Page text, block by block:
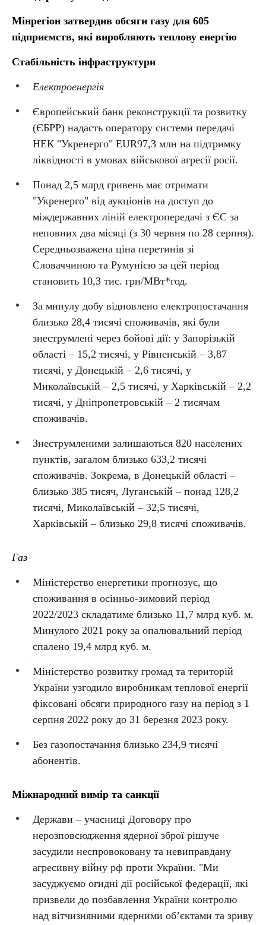
Мінрегіон затвердив обсяги газу для 605
підприємств, які виробляють теплову енергію
Стабільність інфраструктури
Електроенергія
Європейський банк реконструкції та розвитку
(ЄБРР) надасть оператору системи передачі
НЕК "Укренерго" EUR97,3 млн на підтримку
ліквідності в умовах військової агресії росії.
Понад 2,5 млрд гривень має отримати
"Укренерго" від аукціонів на доступ до
міждержавних ліній електропередачі з ЄС за
неповних два місяці (з 30 червня по 28 серпня).
Середньозважена ціна перетинів зі
Словаччиною та Румунією за цей період
становить 10,3 тис. грн/МВт*год.
За минулу добу відновлено електропостачання
близько 28,4 тисячі споживачів, які були
знеструмлені через бойові дії: у Запорізькій
області – 15,2 тисячі, у Рівненській – 3,87
тисячі, у Донецькій – 2,6 тисячі, у
Миколаївській – 2,5 тисячі, у Харківській – 2,2
тисячі, у Дніпропетровській – 2 тисячам
споживачів.
Знеструмленими залишаються 820 населених
пунктів, загалом близько 633,2 тисячі
споживачів. Зокрема, в Донецькій області –
близько 385 тисяч, Луганській – понад 128,2
тисячі, Миколаївській – 32,5 тисячі,
Харківській – близько 29,8 тисячі споживачів.
Газ
Міністерство енергетики прогнозує, що
споживання в осінньо-зимовий період
2022/2023 складатиме близько 11,7 млрд куб. м.
Минулого 2021 року за опалювальний період
спалено 19,4 млрд куб. м.
Міністерство розвитку громад та територій
України узгодило виробникам теплової енергії
фіксовані обсяги природного газу на період з 1
серпня 2022 року до 31 березня 2023 року.
Без газопостачання близько 234,9 тисячі
абонентів.
Міжнародний вимір та санкції
Держави – учасниці Договору про
нерозповсюдження ядерної зброї рішуче
засудили неспровоковану та невиправдану
агресивну війну рф проти України. "Ми
засуджуємо огидні дії російської федерації, які
призвели до позбавлення України контролю
над вітчизняними ядерними об’єктами та зриву